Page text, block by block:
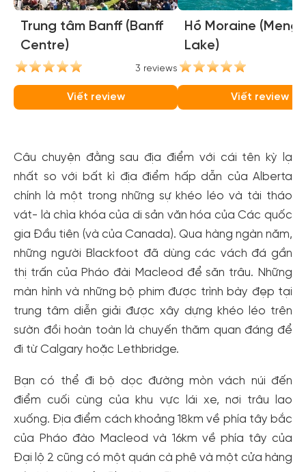
Trung tâm Banff (Banff
Centre)
3 reviews
Viết review
Hồ Moraine
Lake)
Viết review
Câu chuyện đằng sau địa điểm với cái tên kỳ lạ
nhất so với bất kì địa điểm hấp dẫn của Alberta
chính là một trong những sự khéo léo và tài tháo
vát- là chìa khóa của di sản văn hóa của Các quốc
gia Đầu tiên (và của Canada). Qua hàng ngàn năm,
những người Blackfoot đã dùng các vách đá gần
thị trấn của Pháo đài Macleod để săn trâu. Những
màn hình và những bộ phim được trình bày đẹp tại
trung tâm diễn giải được xây dựng khéo léo trên
sườn đồi hoàn toàn là chuyến thăm quan đáng để
đi từ Calgary hoặc Lethbridge.
Bạn có thể đi bộ dọc đường mòn vách núi đến
điểm cuối cùng của khu vực lái xe, nơi trâu lao
xuống. Địa điểm cách khoảng 18km về phía tây bắc
của Pháo đào Macleod và 16km về phía tây của
Đại lộ 2 cũng có một quán cà phê và một cửa hàng
Tạo tài khoản nhanh - nhận nhiều ưu
đãi!
Tạo tài khoản để có thểnhận ngay các ưu đãihấp dẫn
dành cho thành viên đến từ các đối tác của Gody.vn dành
cho cộng đồng.